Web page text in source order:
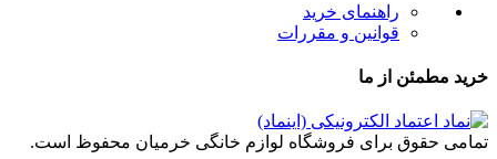
راهنمای خرید
قوانین و مقررات
خرید مطمئن از ما
تمامی حقوق برای فروشگاه لوازم خانگی خرمیان محفوظ است.